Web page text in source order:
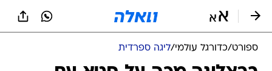
ספורט/כדורגל עולמי/ליגה ספרדית